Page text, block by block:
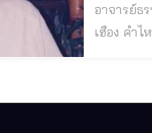
อาจารย์ธร
เฮือง คำไหล บ้านหน